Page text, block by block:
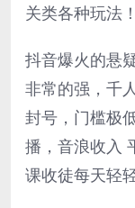
关类各种玩法！
抖音爆火的悬
非常的强，千
封号，门槛极
播，音浪收入
课收徒每天轻